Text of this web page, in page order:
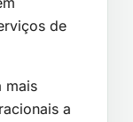
de
mais
a